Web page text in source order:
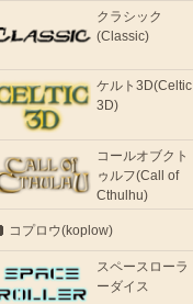
クラシック
(Classic)
ケルト3D(Celtic
3D)
コールオブクト
ゥルフ(Call of
Cthulhu)
コプロウ(koplow)
スペースローラ
ーダイス